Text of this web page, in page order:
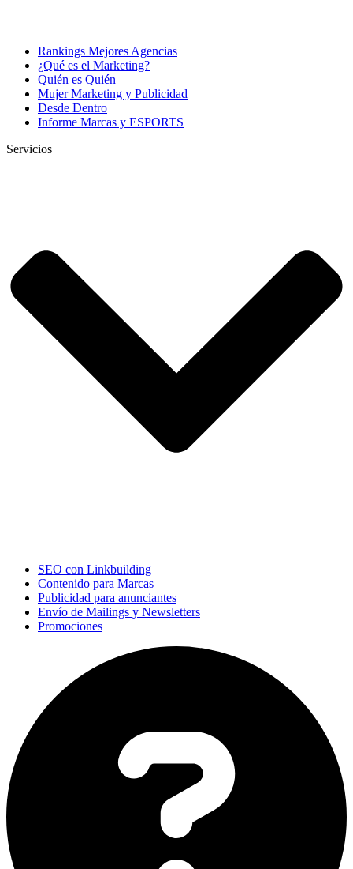
Rankings Mejores Agencias
¿Qué es el Marketing?
Quién es Quién
Mujer Marketing y Publicidad
Desde Dentro
Informe Marcas y ESPORTS
Servicios
SEO con Linkbuilding
Contenido para Marcas
Publicidad para anunciantes
Envío de Mailings y Newsletters
Promociones